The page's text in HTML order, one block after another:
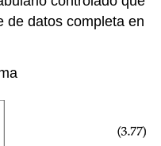
de datos completa en